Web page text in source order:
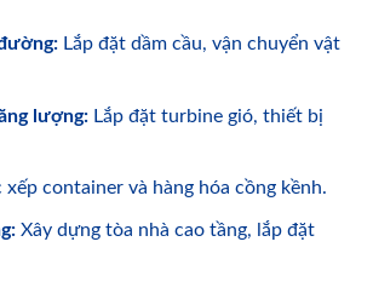
Lắp đặt dầm cầu, vận chuyển vật
lượng: Lắp đặt turbine gió, thiết bị
xếp container và hàng hóa cồng kềnh.
Xây dựng tòa nhà cao tầng, lắp đặt